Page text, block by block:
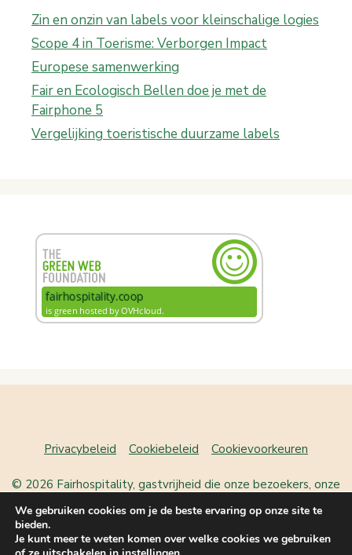
Zin en onzin van labels voor kleinschalige logies
Scope 4 in Toerisme: Verborgen Impact
Europese samenwerking
Fair en Ecologisch Bellen doe je met de
Fairphone 5
Vergelijking toeristische duurzame labels
Privacybeleid Cookiebeleid Cookievoorkeuren
© 2026 Fairhospitality, gastvrijheid die onze bezoekers, onze
We gebruiken cookies om je de beste ervaring op onze site te
bieden.
Je kunt meer te weten komen over welke cookies we gebruiken
Nederlands English(Engels)